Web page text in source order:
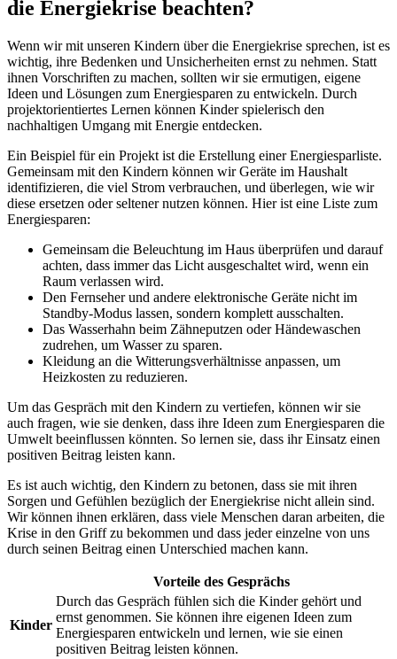
die Energiekrise beachten?
Wenn wir mit unseren Kindern über die Energiekrise sprechen, ist es
wichtig, ihre Bedenken und Unsicherheiten ernst zu nehmen. Statt
ihnen Vorschriften zu machen, sollten wir sie ermutigen, eigene
Ideen und Lösungen zum Energiesparen zu entwickeln. Durch
projektorientiertes Lernen können Kinder spielerisch den
nachhaltigen Umgang mit Energie entdecken.
Ein Beispiel für ein Projekt ist die Erstellung einer Energiesparliste.
Gemeinsam mit den Kindern können wir Geräte im Haushalt
identifizieren, die viel Strom verbrauchen, und überlegen, wie wir
diese ersetzen oder seltener nutzen können. Hier ist eine Liste zum
Energiesparen:
Gemeinsam die Beleuchtung im Haus überprüfen und darauf
achten, dass immer das Licht ausgeschaltet wird, wenn ein
Raum verlassen wird.
Den Fernseher und andere elektronische Geräte nicht im
Standby-Modus lassen, sondern komplett ausschalten.
Das Wasserhahn beim Zähneputzen oder Händewaschen
zudrehen, um Wasser zu sparen.
Kleidung an die Witterungsverhältnisse anpassen, um
Heizkosten zu reduzieren.
Um das Gespräch mit den Kindern zu vertiefen, können wir sie
auch fragen, wie sie denken, dass ihre Ideen zum Energiesparen die
Umwelt beeinflussen könnten. So lernen sie, dass ihr Einsatz einen
positiven Beitrag leisten kann.
Es ist auch wichtig, den Kindern zu betonen, dass sie mit ihren
Sorgen und Gefühlen bezüglich der Energiekrise nicht allein sind.
Wir können ihnen erklären, dass viele Menschen daran arbeiten, die
Krise in den Griff zu bekommen und dass jeder einzelne von uns
durch seinen Beitrag einen Unterschied machen kann.
Vorteile des Gesprächs
Kinder
Durch das Gespräch fühlen sich die Kinder gehört und
ernst genommen. Sie können ihre eigenen Ideen zum
Energiesparen entwickeln und lernen, wie sie einen
positiven Beitrag leisten können.